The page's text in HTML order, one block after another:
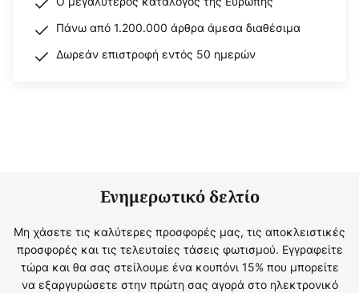
Πάνω από 1.200.000 άρθρα άμεσα διαθέσιμα
Δωρεάν επιστροφή εντός 50 ημερών
Ενημερωτικό δελτίο
Μη χάσετε τις καλύτερες προσφορές μας, τις αποκλειστικές
προσφορές και τις τελευταίες τάσεις φωτισμού. Εγγραφείτε
τώρα και θα σας στείλουμε ένα κουπόνι 15% που μπορείτε
να εξαργυρώσετε στην πρώτη σας αγορά στο ηλεκτρονικό